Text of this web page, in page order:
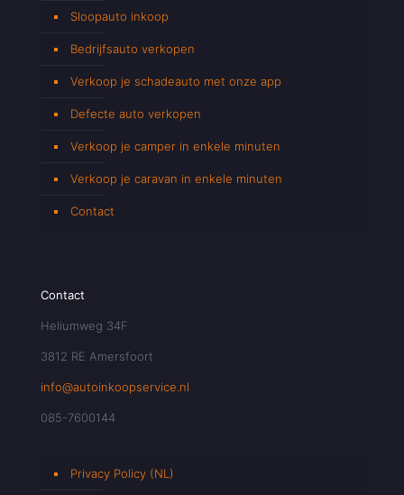
Sloopauto inkoop
Bedrijfsauto verkopen
Verkoop je schadeauto met onze app
Defecte auto verkopen
Verkoop je camper in enkele minuten
Verkoop je caravan in enkele minuten
Contact
Contact
Heliumweg 34F
3812 RE Amersfoort
info@autoinkoopservice.nl
085-7600144
Privacy Policy (NL)